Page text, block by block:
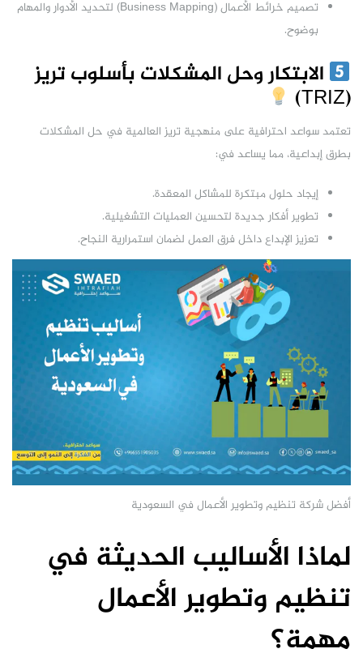
تصميم خرائط الأعمال (Business Mapping) لتحديد الأدوار والمهام
بوضوح.
الابتكار وحل المشكلات بأسلوب تريز
(TRIZ)
تعتمد سواعد احترافية على منهجية تريز العالمية في حل المشكلات
بطرق إبداعية، مما يساعد في:
إيجاد حلول مبتكرة للمشاكل المعقدة.
تطوير أفكار جديدة لتحسين العمليات التشغيلية.
تعزيز الإبداع داخل فرق العمل لضمان استمرارية النجاح.
أفضل شركة تنظيم وتطوير الأعمال في السعودية
لماذا الأساليب الحديثة في
تنظيم وتطوير الأعمال
مهمة؟